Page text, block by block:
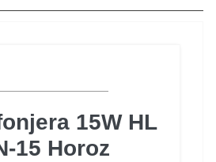
15W HL
15 Horoz